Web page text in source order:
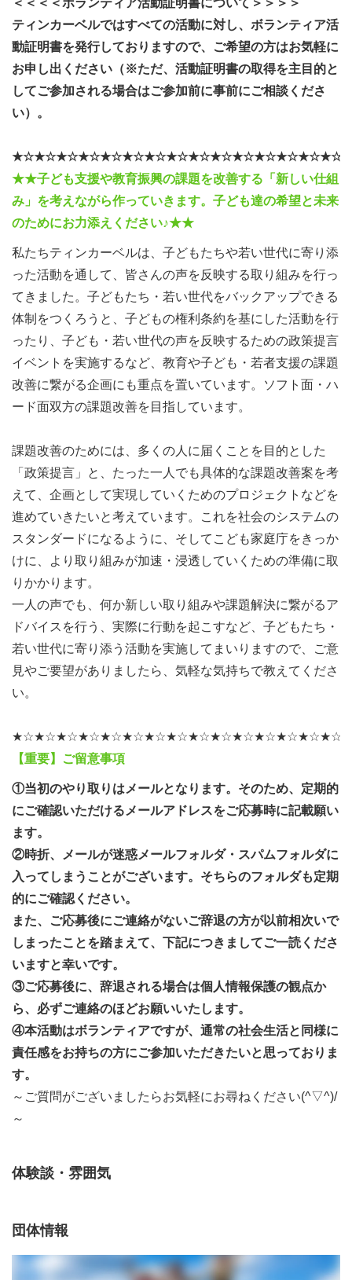
＜＜＜＜ボランティア活動証明書について＞＞＞＞
ティンカーベルではすべての活動に対し、ボランティア活
動証明書を発行しておりますので、ご希望の方はお気軽に
お申し出ください（※ただ、活動証明書の取得を主目的と
してご参加される場合はご参加前に事前にご相談くださ
い）。
★★子ども支援や教育振興の課題を改善する「新しい仕組
み」を考えながら作っていきます。子ども達の希望と未来
のためにお力添えください♪★★
私たちティンカーベルは、子どもたちや若い世代に寄り添
った活動を通して、皆さんの声を反映する取り組みを行っ
てきました。子どもたち・若い世代をバックアップできる
体制をつくろうと、子どもの権利条約を基にした活動を行
ったり、子ども・若い世代の声を反映するための政策提言
イベントを実施するなど、教育や子ども・若者支援の課題
改善に繋がる企画にも重点を置いています。ソフト面・ハ
ード面双方の課題改善を目指しています。
課題改善のためには、多くの人に届くことを目的とした
「政策提言」と、たった一人でも具体的な課題改善案を考
えて、企画として実現していくためのプロジェクトなどを
進めていきたいと考えています。これを社会のシステムの
スタンダードになるように、そしてこども家庭庁をきっか
けに、より取り組みが加速・浸透していくための準備に取
りかかります。
一人の声でも、何か新しい取り組みや課題解決に繋がるア
ドバイスを行う、実際に行動を起こすなど、子どもたち・
若い世代に寄り添う活動を実施してまいりますので、ご意
見やご要望がありましたら、気軽な気持ちで教えてくださ
い。
【重要】ご留意事項
①当初のやり取りはメールとなります。そのため、定期的
にご確認いただけるメールアドレスをご応募時に記載願い
ます。
②時折、メールが迷惑メールフォルダ・スパムフォルダに
入ってしまうことがございます。そちらのフォルダも定期
的にご確認ください。
また、ご応募後にご連絡がないご辞退の方が以前相次いで
しまったことを踏まえて、下記につきましてご一読くださ
いますと幸いです。
③ご応募後に、辞退される場合は個人情報保護の観点か
ら、必ずご連絡のほどお願いいたします。
④本活動はボランティアですが、通常の社会生活と同様に
責任感をお持ちの方にご参加いただきたいと思っておりま
す。
～ご質問がございましたらお気軽にお尋ねください(^▽^)/
～
体験談・雰囲気
団体情報